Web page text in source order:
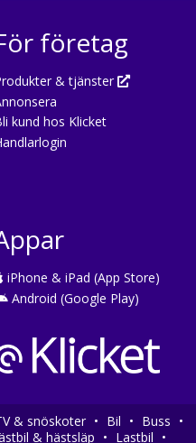
företag
& tjänster
kund hos Klicket
iPhone & iPad (App Store)
Android (Google Play)
& snöskoter • Bil • Buss •
& hästsläp • Lastbil •